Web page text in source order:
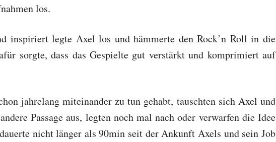
los.
inspiriert legte Axel los und hämmerte den Rock’n Roll in die
sorgte, dass das Gespielte gut verstärkt und komprimiert auf
jahrelang miteinander zu tun gehabt, tauschten sich Axel und
Passage aus, legten noch mal nach oder verwarfen die Idee
nicht länger als 90min seit der Ankunft Axels und sein Job